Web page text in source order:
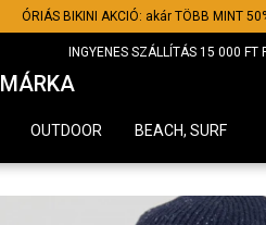
ÓRIÁS BIKINI AKCIÓ: akár TÖBB MINT
INGYENES SZÁLLÍTÁS 15 000 FT
MÁRKA
OUTDOOR BEACH, SURF